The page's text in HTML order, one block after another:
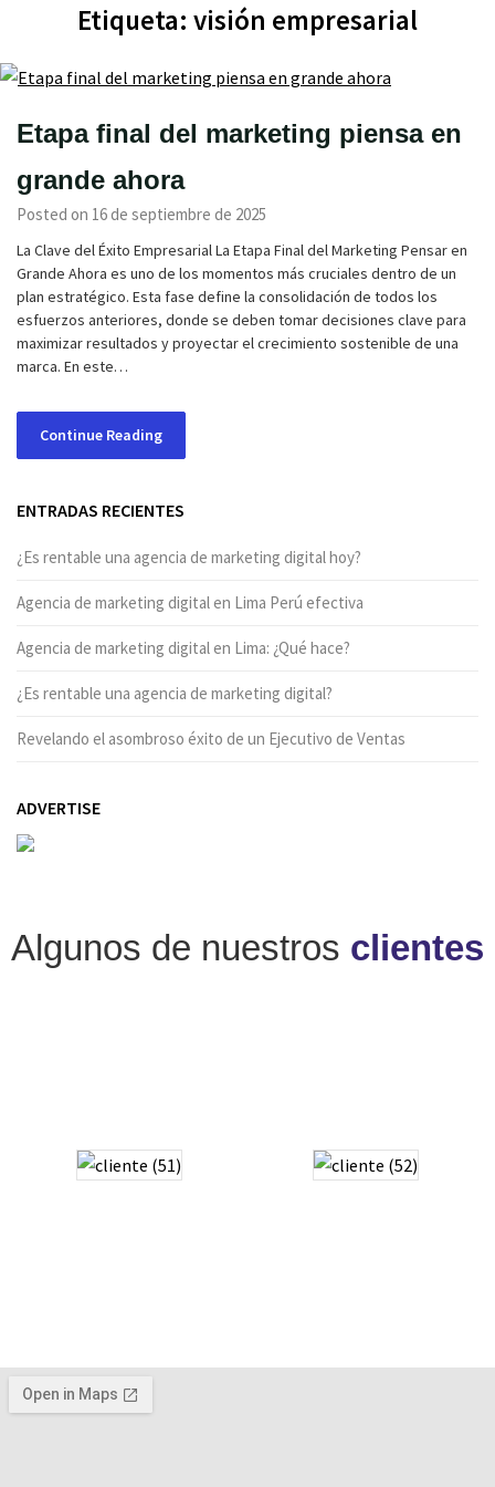
Etiqueta: visión empresarial
Etapa final del marketing piensa en
grande ahora
Posted on 16 de septiembre de 2025
La Clave del Éxito Empresarial La Etapa Final del Marketing Pensar en
Grande Ahora es uno de los momentos más cruciales dentro de un
plan estratégico. Esta fase define la consolidación de todos los
esfuerzos anteriores, donde se deben tomar decisiones clave para
maximizar resultados y proyectar el crecimiento sostenible de una
marca. En este…
Continue Reading
ENTRADAS RECIENTES
¿Es rentable una agencia de marketing digital hoy?
Agencia de marketing digital en Lima Perú efectiva
Agencia de marketing digital en Lima: ¿Qué hace?
¿Es rentable una agencia de marketing digital?
Revelando el asombroso éxito de un Ejecutivo de Ventas
ADVERTISE
Algunos de nuestros clientes